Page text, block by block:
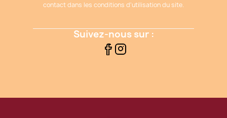
contact dans les conditions d'utilisation du site.
Suivez-nous sur :